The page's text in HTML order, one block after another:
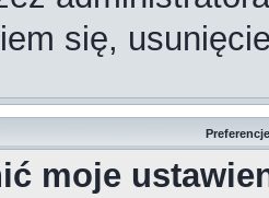
się,
moje